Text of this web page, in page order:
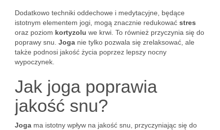
Dodatkowo techniki oddechowe i medytacyjne, będące
istotnym elementem jogi, mogą znacznie redukować stres
oraz poziom kortyzolu we krwi. To również przyczynia się do
poprawy snu. Joga nie tylko pozwala się zrelaksować, ale
także podnosi jakość życia poprzez lepszy nocny
wypoczynek.
Jak joga poprawia
jakość snu?
Joga ma istotny wpływ na jakość snu, przyczyniając się do